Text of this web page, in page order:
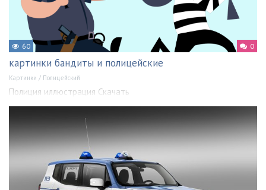
60 0
картинки бандиты и полицейские
Картинки / Полицейский
Полиция иллюстрация Скачать